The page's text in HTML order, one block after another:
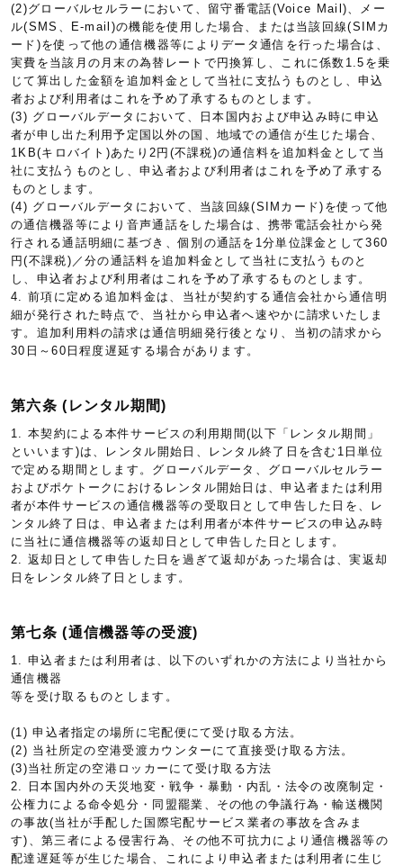
(2)グローバルセルラーにおいて、留守番電話(Voice Mail)、メー
ル(SMS、E-mail)の機能を使用した場合、または当該回線(SIMカ
ード)を使って他の通信機器等によりデータ通信を行った場合は、
実費を当該月の月末の為替レートで円換算し、これに係数1.5を乗
じて算出した金額を追加料金として当社に支払うものとし、申込
者および利用者はこれを予め了承するものとします。
(3) グローバルデータにおいて、日本国内および申込み時に申込
者が申し出た利用予定国以外の国、地域での通信が生じた場合、
1KB(キロバイト)あたり2円(不課税)の通信料を追加料金として当
社に支払うものとし、申込者および利用者はこれを予め了承する
ものとします。
(4) グローバルデータにおいて、当該回線(SIMカード)を使って他
の通信機器等により音声通話をした場合は、携帯電話会社から発
行される通話明細に基づき、個別の通話を1分単位課金として360
円(不課税)／分の通話料を追加料金として当社に支払うものと
し、申込者および利用者はこれを予め了承するものとします。
4. 前項に定める追加料金は、当社が契約する通信会社から通信明
細が発行された時点で、当社から申込者へ速やかに請求いたしま
す。追加利用料の請求は通信明細発行後となり、当初の請求から
30日～60日程度遅延する場合があります。
第六条 (レンタル期間)
1. 本契約による本件サービスの利用期間(以下「レンタル期間」
といいます)は、レンタル開始日、レンタル終了日を含む1日単位
で定める期間とします。グローバルデータ、グローバルセルラー
およびポケトークにおけるレンタル開始日は、申込者または利用
者が本件サービスの通信機器等の受取日として申告した日を、レ
ンタル終了日は、申込者または利用者が本件サービスの申込み時
に当社に通信機器等の返却日として申告した日とします。
2. 返却日として申告した日を過ぎて返却があった場合は、実返却
日をレンタル終了日とします。
第七条 (通信機器等の受渡)
1. 申込者または利用者は、以下のいずれかの方法により当社から
通信機器
等を受け取るものとします。
(1) 申込者指定の場所に宅配便にて受け取る方法。
(2) 当社所定の空港受渡カウンターにて直接受け取る方法。
(3)当社所定の空港ロッカーにて受け取る方法
2. 日本国内外の天災地変・戦争・暴動・内乱・法令の改廃制定・
公権力による命令処分・同盟罷業、その他の争議行為・輸送機関
の事故(当社が手配した国際宅配サービス業者の事故を含みま
す)、第三者による侵害行為、その他不可抗力により通信機器等の
配達遅延等が生じた場合、これにより申込者または利用者に生じ